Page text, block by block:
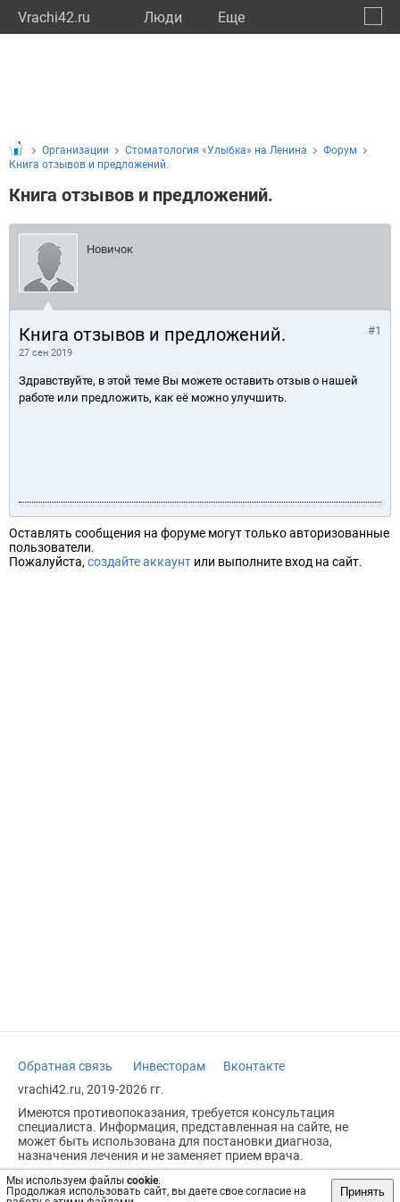
Vrachi42.ru Люди Eще
Мы используем файлы cookie.
Продолжая использовать сайт, вы даете свое согласие на
Принять
Организации Стоматология «Улыбка» на Ленина
Форум
Книга отзывов и предложений.
Книга отзывов и предложений.
Новичок
Книга отзывов и предложений.
27 сен 2019
#1
Здравствуйте, в этой теме Вы можете оставить отзыв о нашей
работе или предложить, как её можно улучшить.
Оставлять сообщения на форуме могут только авторизованные
пользователи.
Пожалуйста, создайте аккаунт или выполните вход на сайт.
Обратная связь Инвесторам
Вконтакте
vrachi42.ru, 2019-2026 гг.
Имеются противопоказания, требуется консультация
специалиста. Информация, представленная на сайте, не
может быть использована для постановки диагноза,
назначения лечения и не заменяет прием врача.
Возрастное ограничение: 18+